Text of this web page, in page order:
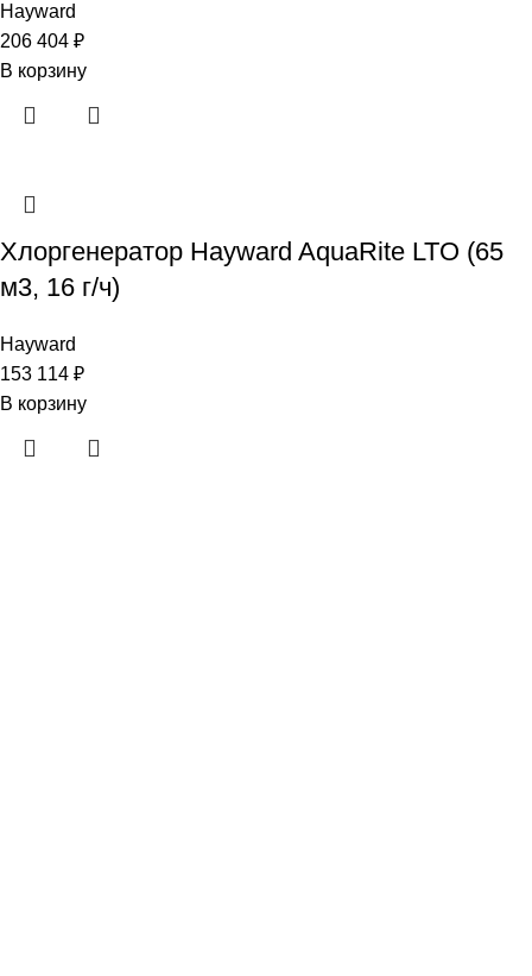
Hayward
206 404 ₽
В корзину
Хлоргенератор Hayward AquaRite LTO (65
м3, 16 г/ч)
Hayward
153 114 ₽
В корзину